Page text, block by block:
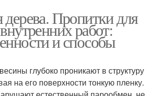
Пропитки для
работ:
и способы
глубоко проникают в структуру
на его поверхности тонкую пленку.